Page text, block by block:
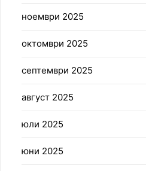
ноември 2025
октомври 2025
септември 2025
август 2025
юли 2025
юни 2025